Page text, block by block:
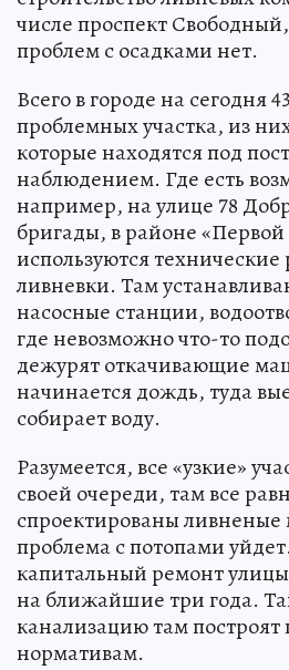
числе проспект
проблем с осадками нет.
Всего в городе на сегодня
проблемных участка, из
которые находятся под
наблюдением. Где есть
например, на улице 78
бригады, в районе
используются
ливневки. Там
насосные станции,
где невозможно что-то
дежурят откачивающие
начинается дождь, туда
собирает воду.
Разумеется, все «узкие»
своей очереди, там все
спроектированы ливненые
проблема с потопами
капитальный ремонт
на ближайшие три года.
канализацию там построят
нормативам.